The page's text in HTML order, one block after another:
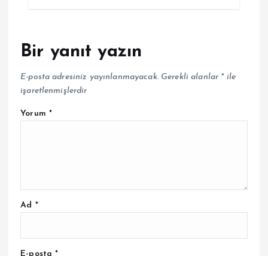
Bir yanıt yazın
E-posta adresiniz yayınlanmayacak. Gerekli alanlar *ile
işaretlenmişlerdir
Yorum *
Ad *
E-posta*